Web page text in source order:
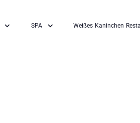
SPA Weißes Kaninchen